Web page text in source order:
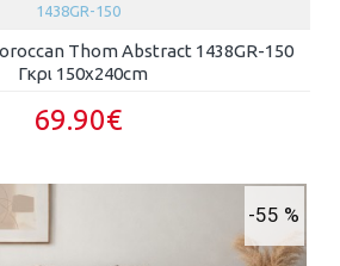
1438GR-150
Thom Abstract 1438GR-150
Γκρι 150x240cm
69.90€
-55 %